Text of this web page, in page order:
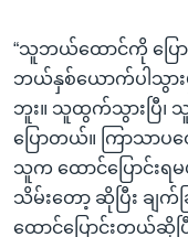
“သူဘယ်ထောင်ကို ပြော
ဘယ်နှစ်ယောက်ပါသွား
ဘူး။ သူထွက်သွားပြီ၊
ပြောတယ်။ ကြာသာ
သူက ထောင်ပြောင်း
သိမ်းတော့ ဆိုပြီး ချ
ထောင်ပြောင်းတယ်ဆိုပ